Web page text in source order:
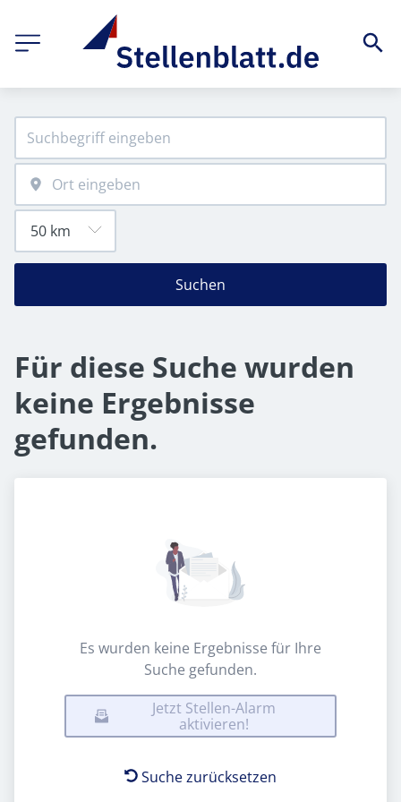
Suchen
Für diese Suche wurden
keine Ergebnisse
gefunden.
Es wurden keine Ergebnisse für Ihre
Suche gefunden.
Jetzt Stellen-Alarm
aktivieren!
Suche zurücksetzen